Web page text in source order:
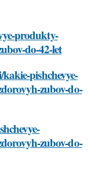
produkty-
do-42-let
pishchevye-
zubov-do-
zubov-do-